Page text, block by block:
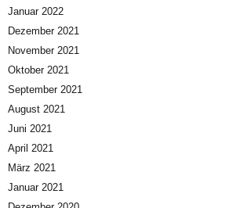
Januar 2022
Dezember 2021
November 2021
Oktober 2021
September 2021
August 2021
Juni 2021
April 2021
März 2021
Januar 2021